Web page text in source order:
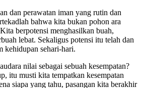
dan perawatan iman yang rutin dan
bahwa kita bukan pohon ara
berpotensi menghasilkan buah,
lebat. Sekaligus potensi itu telah dan
kehidupan sehari-hari.
nilai sebagai sebuah kesempatan?
itu musti kita tempatkan kesempatan
siapa yang tahu, pasangan kita berakhir